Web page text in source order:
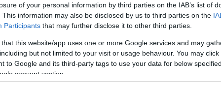
of your personal information by third parties on the IAB’s list of
This information may also be disclosed by us to third parties on the
Participants that may further disclose it to other third parties.
that this website/app uses one or more Google services and may
but not limited to your visit or usage behaviour. You may
to Google and its third-party tags to use your data for below
consent section.
• ANTIPASTI/STUZZICHINI
di mortadella